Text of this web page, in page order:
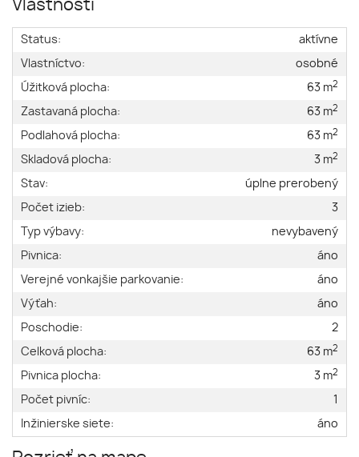
Vlastnosti
Status:
aktívne
Vlastníctvo:
osobné
Úžitková plocha:
63 m2
Zastavaná plocha: 63 m2
Podlahová plocha: 63 m2
Skladová plocha: 3 m2
Stav:
úplne prerobený
Počet izieb:
3
Typ výbavy:
nevybavený
Pivnica:
áno
Verejné vonkajšie parkovanie:
áno
Výťah:
áno
Poschodie:
2
Celková plocha:
63 m2
Pivnica plocha: 3 m2
Počet pivníc:
1
Inžinierske siete:
áno